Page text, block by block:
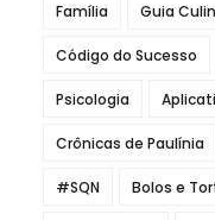
Família Guia
Código do Sucesso
Psicologia
Crônicas de Paulínia
#SQN Bolos e